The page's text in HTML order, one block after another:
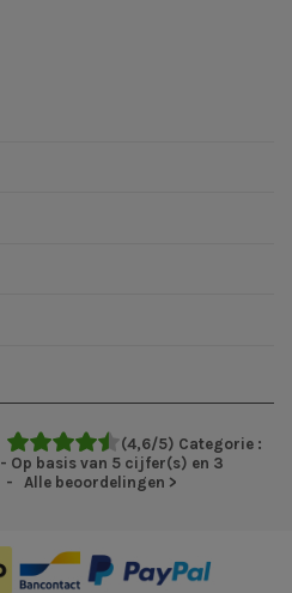
(4,6/5) Categorie :
- Op basis van 5 cijfer(s) en 3
- Alle beoordelingen >